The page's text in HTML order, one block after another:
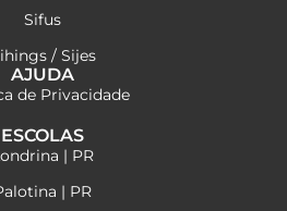
Sifus
/ Sijes
AJUDA
de Privacidade
ESCOLAS
| PR
| PR